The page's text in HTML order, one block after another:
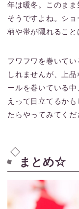
年は暖冬。このま
そうですよね。シ
柄や帯が隠れること
フワフワを巻いて
しれませんが、上
ールを巻いている
えって目立てるか
たらやってみてくだ
まとめ☆